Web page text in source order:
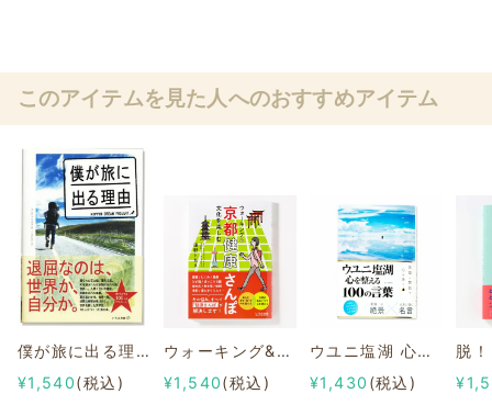
このアイテムを見た人へのおすすめアイテム
僕が旅に出る理由
¥1,540(税込)
ウォーキング&文化を楽しむ 京都健康さんぽ
¥1,540(税込)
ウユニ塩湖 心を整える 100の言葉
¥1,430 (税込)